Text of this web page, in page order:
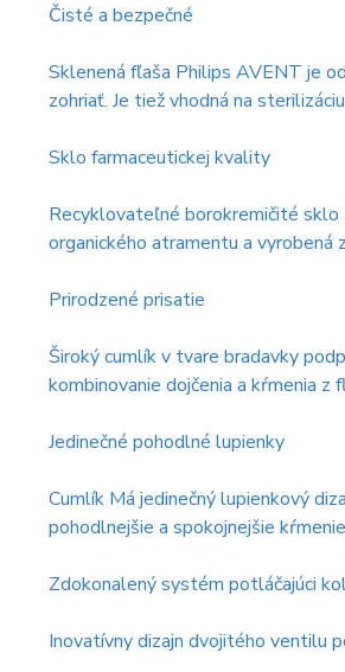
Čisté a bezpečné
Sklenená fľaša Philips AVENT je
zohriať. Je tiež vhodná na
Sklo farmaceutickej kvality
Recyklovateľné borokremičité sklo
organického atramentu a vyrobená
Prirodzené prisatie
Široký cumlík v tvare bradavky
kombinovanie dojčenia a kŕmenia z
Jedinečné pohodlné lupienky
Cumlík Má jedinečný lupienkový
pohodlnejšie a spokojnejšie
Zdokonalený systém potláčajúci
Inovatívny dizajn dvojitého ventilu